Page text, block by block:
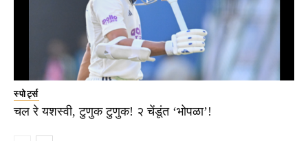
स्पोर्ट्स
चल रे यशस्वी, टुणुक टुणुक! २ चेंडूंत ‘भोपळा’!